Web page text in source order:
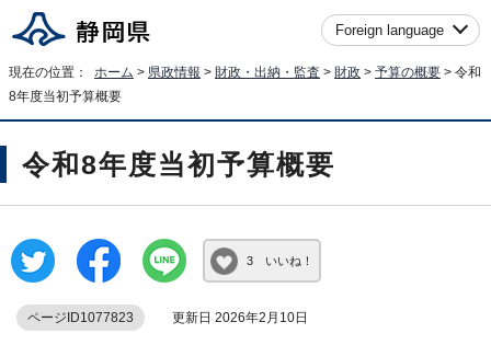
Foreign language
現在の位置： ホーム > 県政情報 > 財政・出納・監査 > 財政 > 予算の概要 > 令和
8年度当初予算概要
令和8年度当初予算概要
3 いいね！
ページID1077823 更新日 2026年2月10日